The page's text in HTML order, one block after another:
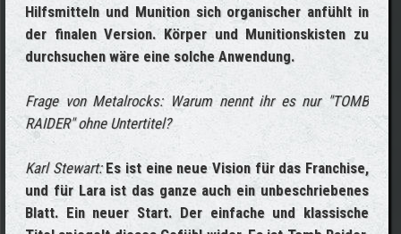
Hilfsmitteln und Munition sich organischer anfühlt in
der finalen Version. Körper und Munitionskisten zu
durchsuchen wäre eine solche Anwendung.
Frage von Metalrocks: Warum nennt ihr es nur "TOMB
RAIDER" ohne Untertitel?
Karl Stewart: Es ist eine neue Vision für das Franchise,
und für Lara ist das ganze auch ein unbeschriebenes
Blatt. Ein neuer Start. Der einfache und klassische